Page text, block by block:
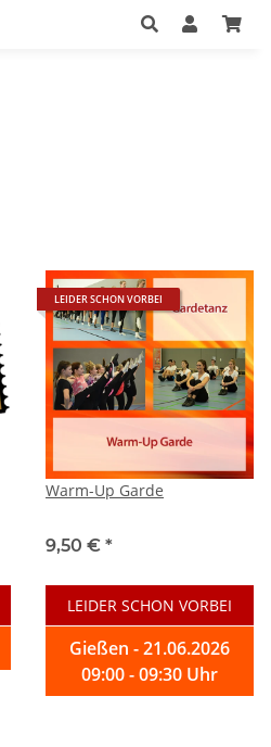
LEIDER SCHON VORBEI
Warm-Up Garde
9,50 € *
LEIDER SCHON VORBEI
Gießen - 21.06.2026
09:00 - 09:30 Uhr